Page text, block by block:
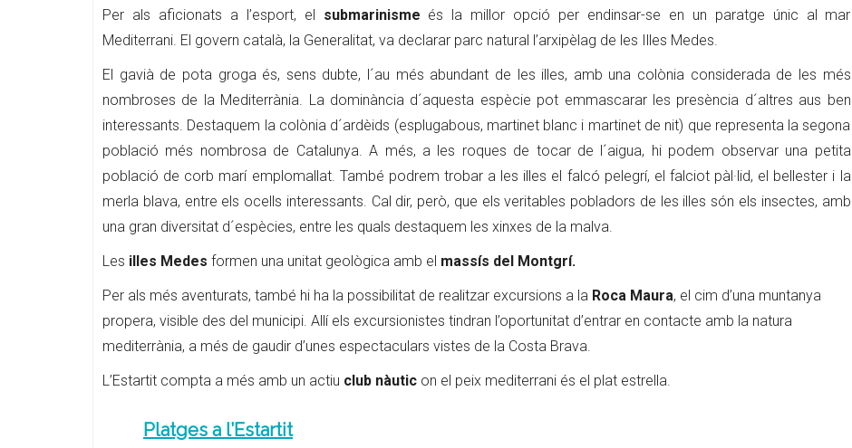
Per als aficionats a l’esport, el submarinisme és la millor opció per endinsar-se en un paratge únic al mar
Mediterrani. El govern català, la Generalitat, va declarar parc natural l’arxipèlag de les Illes Medes.
El gavià de pota groga és, sens dubte, l´au més abundant de les illes, amb una colònia considerada de les més
nombroses de la Mediterrània. La dominància d´aquesta espècie pot emmascarar les presència d´altres aus ben
interessants. Destaquem la colònia d´ardèids (esplugabous, martinet blanc i martinet de nit) que representa la segona
població més nombrosa de Catalunya. A més, a les roques de tocar de l´aigua, hi podem observar una petita
població de corb marí emplomallat. També podrem trobar a les illes el falcó pelegrí, el falciot pàl·lid, el bellester i la
merla blava, entre els ocells interessants. Cal dir, però, que els veritables pobladors de les illes són els insectes, amb
una gran diversitat d´espècies, entre les quals destaquem les xinxes de la malva.
Les illes Medes formen una unitat geològica amb el massís del Montgrí.
Per als més aventurats, també hi ha la possibilitat de realitzar excursions a la Roca Maura, el cim d’una muntanya
propera, visible des del municipi. Allí els excursionistes tindran l’oportunitat d’entrar en contacte amb la natura
mediterrània, a més de gaudir d’unes espectaculars vistes de la Costa Brava.
L’Estartit compta a més amb un actiu club nàutic on el peix mediterrani és el plat estrella.
Platges a l’Estartit